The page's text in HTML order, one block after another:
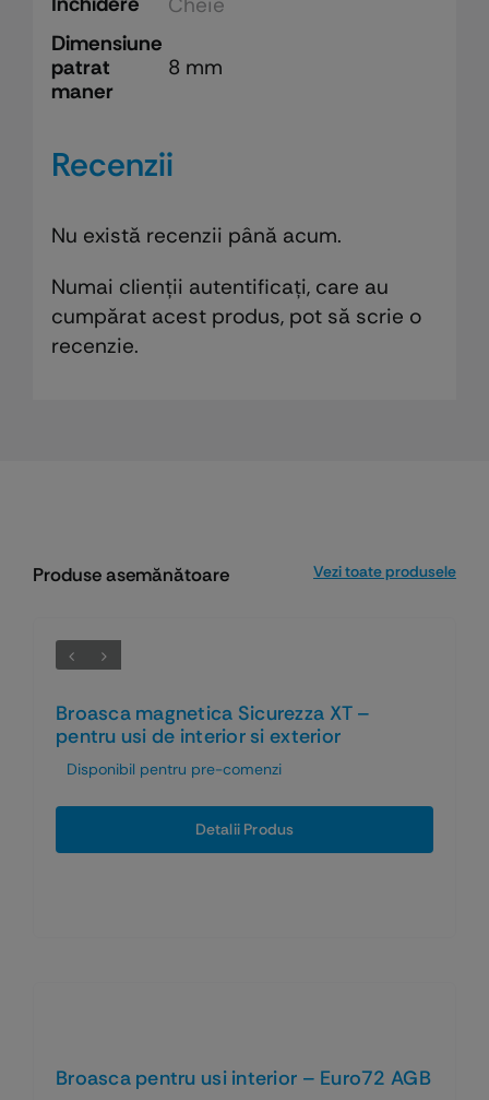
Dimensiune
patrat
maner
8 mm
Recenzii
Nu există recenzii până acum.
Numai clienții autentificați, care au
cumpărat acest produs, pot să scrie o
recenzie.
Produse asemănătoare Vezi toate produsele
Broasca magnetica Sicurezza XT –
pentru usi de interior si exterior
Disponibil pentru pre-comenzi
Detalii Produs
Broasca pentru usi interior – Euro72 AGB